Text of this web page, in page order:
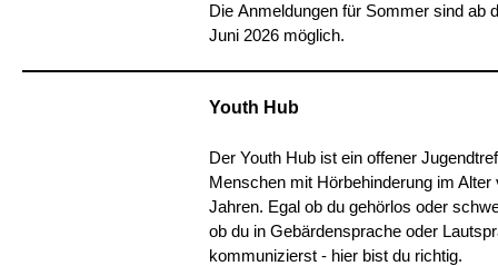
Die Anmeldungen für Sommer sind ab
Juni 2026 möglich.
Youth Hub
Der Youth Hub ist ein offener
Menschen mit Hörbehinderung im Alter
Jahren. Egal ob du gehörlos oder
ob du in Gebärdensprache oder
kommunizierst - hier bist du richtig.